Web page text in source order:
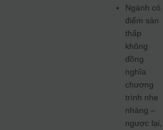
Ngành có
điểm sàn
thấp
không
đồng
nghĩa
chương
trình nhẹ
nhàng –
ngược lại,